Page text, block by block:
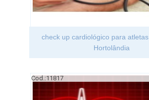
check up cardiológico para
Hortolândia
Cod.:11817